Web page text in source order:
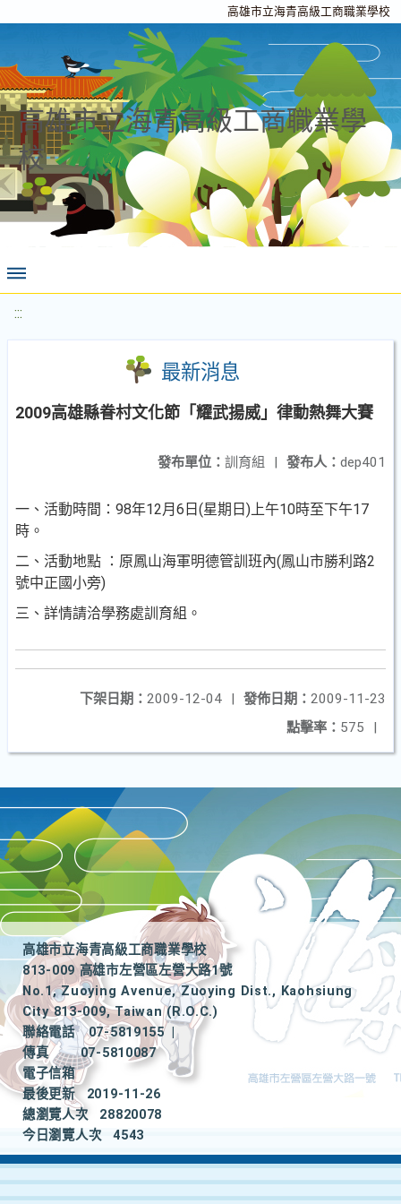
高雄市立海青高級工商職業學校
高雄市立海青高級工商職業學
校
:::
最新消息
2009高雄縣眷村文化節「耀武揚威」律動熱舞大賽
發布人： dep401
發布單位： 訓育組 |
一、活動時間：98年12月6日(星期日)上午10時至下午17
時。
二、活動地點 ：原鳳山海軍明德管訓班內(鳳山市勝利路2
號中正國小旁)
三、詳情請洽學務處訓育組。
發佈日期： 2009-11-23
下架日期： 2009-12-04
|
點擊率： 575 |
高雄市立海青高級工商職業學校
813-009 高雄市左營區左營大路1號
No.1, Zuoying Avenue, Zuoying Dist., Kaohsiung
City 813-009, Taiwan (R.O.C.)
聯絡電話
07-5819155
|
傳真
07-5810087
電子信箱
最後更新
2019-11-26
總瀏覽人次
28820078
今日瀏覽人次
4543